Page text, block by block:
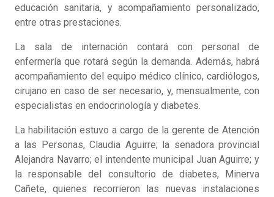
educación sanitaria, y acompañamiento personalizado,
entre otras prestaciones.
La sala de internación contará con personal de
enfermería que rotará según la demanda. Además, habrá
acompañamiento del equipo médico clínico, cardiólogos,
cirujano en caso de ser necesario, y, mensualmente, con
especialistas en endocrinología y diabetes.
La habilitación estuvo a cargo de la gerente de Atención
a las Personas, Claudia Aguirre; la senadora provincial
Alejandra Navarro; el intendente municipal Juan Aguirre; y
la responsable del consultorio de diabetes, Minerva
Cañete, quienes recorrieron las nuevas instalaciones